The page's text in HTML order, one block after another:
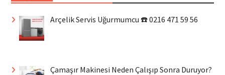
Arçelik Servis Uğurmumcu ☎️ 0216 471 59 56
Çamaşır Makinesi Neden Çalışıp Sonra Duruyor?